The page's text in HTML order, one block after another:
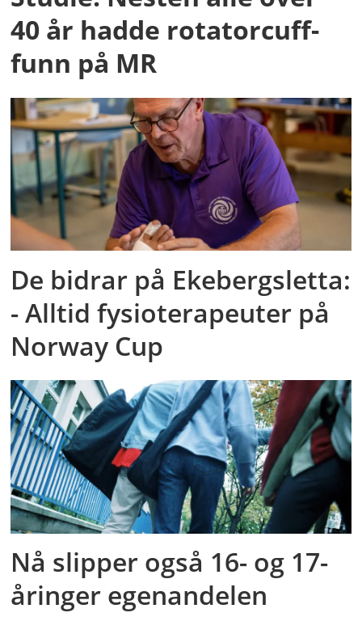
40 år hadde rotatorcuff-
funn på MR
De bidrar på Ekebergsletta:
- Alltid fysioterapeuter på
Norway Cup
Nå slipper også 16- og 17-
åringer egenandelen